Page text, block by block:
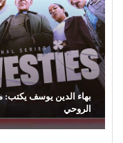
دراما برائحة الأب